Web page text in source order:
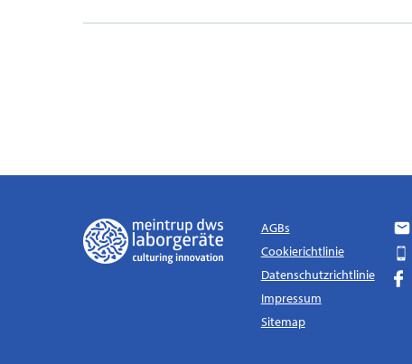
AGBs
Cookierichtlinie
Datenschutzrichtlinie
Impressum
Sitemap